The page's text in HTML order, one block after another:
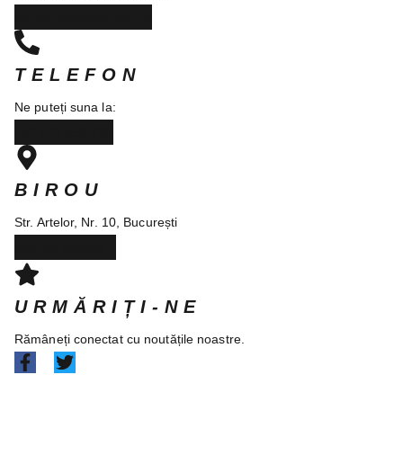
TELEFON
Ne puteți suna la:
BIROU
Str. Artelor, Nr. 10, București
URMĂRIȚI-NE
Rămâneți conectat cu noutățile noastre.